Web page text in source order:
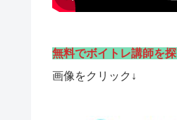
無料でボイトレ講師を
画像をクリック↓